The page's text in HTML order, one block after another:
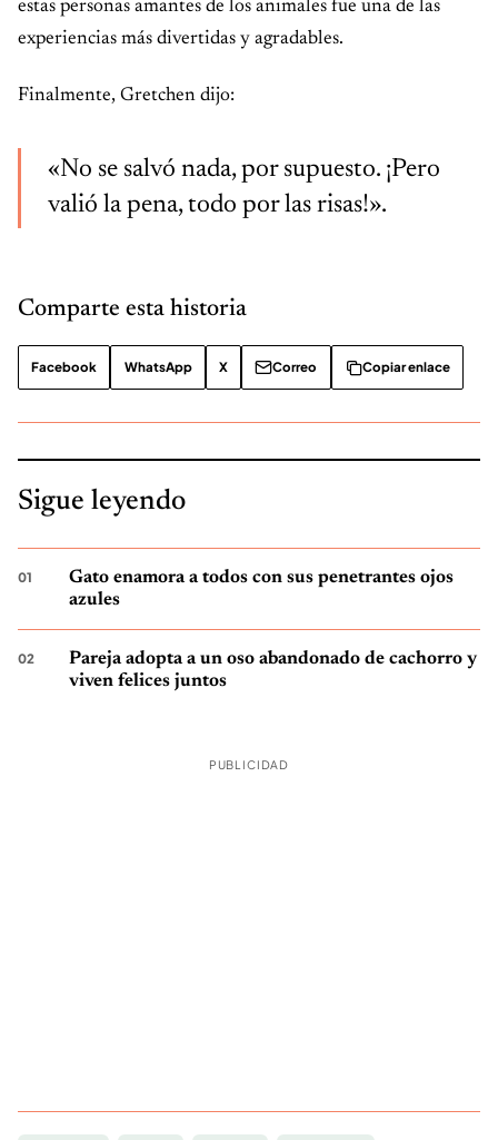
estas personas amantes de los animales fue una de las
experiencias más divertidas y agradables.
Finalmente, Gretchen dijo:
«No se salvó nada, por supuesto. ¡Pero
valió la pena, todo por las risas!».
Comparte esta historia
Facebook WhatsApp X Correo Copiar enlace
Sigue leyendo
Gato enamora a todos con sus penetrantes ojos
azules
Pareja adopta a un oso abandonado de cachorro y
viven felices juntos
PUBLICIDAD